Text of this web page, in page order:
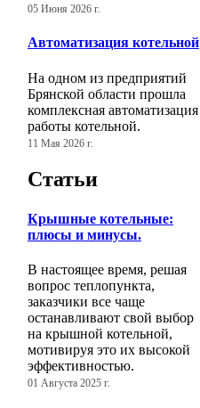
05 Июня 2026 г.
Автоматизация котельной
На одном из предприятий
Брянской области прошла
комплексная автоматизация
работы котельной.
11 Мая 2026 г.
Статьи
Крышные котельные:
плюсы и минусы.
В настоящее время, решая
вопрос теплопункта,
заказчики все чаще
останавливают свой выбор
на крышной котельной,
мотивируя это их высокой
эффективностью.
01 Августа 2025 г.